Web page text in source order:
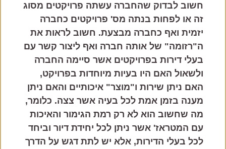
חשוב לבדוק שהחברה עשתה פרויקטים מסוג
זה או לפחות בנתה מס' פרויקטים כחברה
יזמית ואף כחברה מבצעת. חשוב לראות את
ה"רזומה" של אותה חברה ואף ליצור קשר עם
בעלי דירות בפרויקטים אשר סיימה החברה
ולשאול האם היו בעיות מיוחדות בפרויקט,
האם ניתן שירות ו"מוצר" איכותיים והאם ניתן
מענה בזמן אמת לכל בעיה אשר צצה. כלומר,
מה שחשוב הוא לא רק רמת הגימור והאיכות
עם המטראז' אשר ניתן לכל יחידת דיור וביחד
לכל בעלי הדירות, אלא יש לתת דגש על הדרך